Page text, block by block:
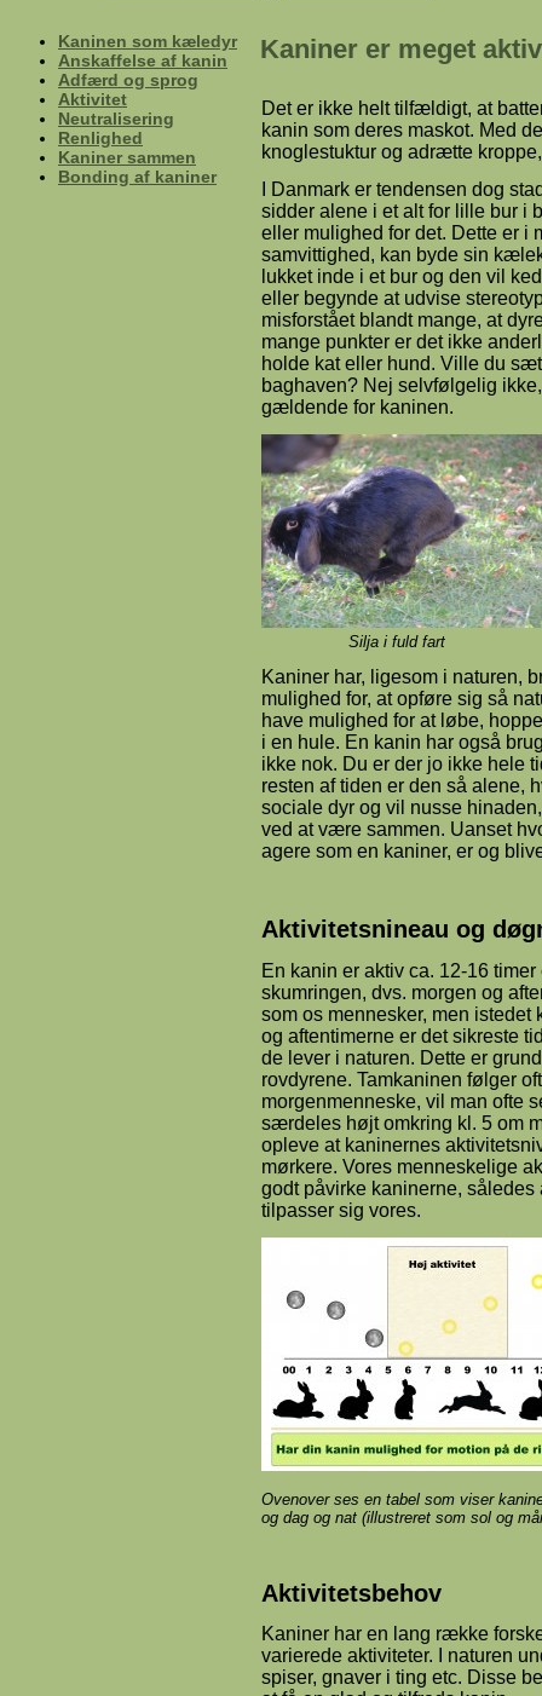
Kaninen som kæledyr
Anskaffelse af kanin
Adfærd og sprog
Aktivitet
Neutralisering
Renlighed
Kaniner sammen
Bonding af kaniner
Kaniner er meget
Det er ikke helt tilfældigt, at
kanin som deres maskot. Med
knoglestuktur og adrætte
I Danmark er tendensen dog
sidder alene i et alt for lille bur i
eller mulighed for det. Dette er i
samvittighed, kan byde sin
lukket inde i et bur og den vil
eller begynde at udvise
misforstået blandt mange, at
mange punkter er det ikke
holde kat eller hund. Ville du
baghaven? Nej selvfølgelig
gældende for kaninen.
Silja i fuld fart Venus
Kaniner har, ligesom i naturen,
mulighed for, at opføre sig så
have mulighed for at løbe,
i en hule. En kanin har også
ikke nok. Du er der jo ikke hele
resten af tiden er den så alene,
sociale dyr og vil nusse
ved at være sammen. Uanset
agere som en kaniner, er og
Aktivitetsnineau og
En kanin er aktiv ca. 12-16
skumringen, dvs. morgen og
som os mennesker, men
og aftentimerne er det sikreste
de lever i naturen. Dette er
rovdyrene. Tamkaninen følger
morgenmenneske, vil man ofte
særdeles højt omkring kl. 5 om
opleve at kaninernes
mørkere. Vores menneskelige
godt påvirke kaninerne,
tilpasser sig vores.
Ovenover ses en tabel som viser
og dag og nat (illustreret som sol og
Aktivitetsbehov
Kaniner har en lang række
varierede aktiviteter. I naturen
spiser, gnaver i ting etc. Disse